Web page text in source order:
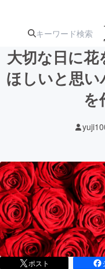
注目
ジェ
テクノロジ
映像・映画
ビジネス・
大切な日に花
ほしいと思い
を
ポスト